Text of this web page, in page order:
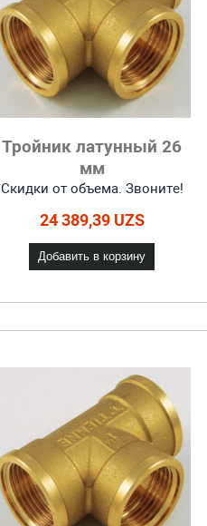
Тройник латунный 26
мм
Скидки от объема. Звоните!
24 389,39 UZS
Добавить в корзину